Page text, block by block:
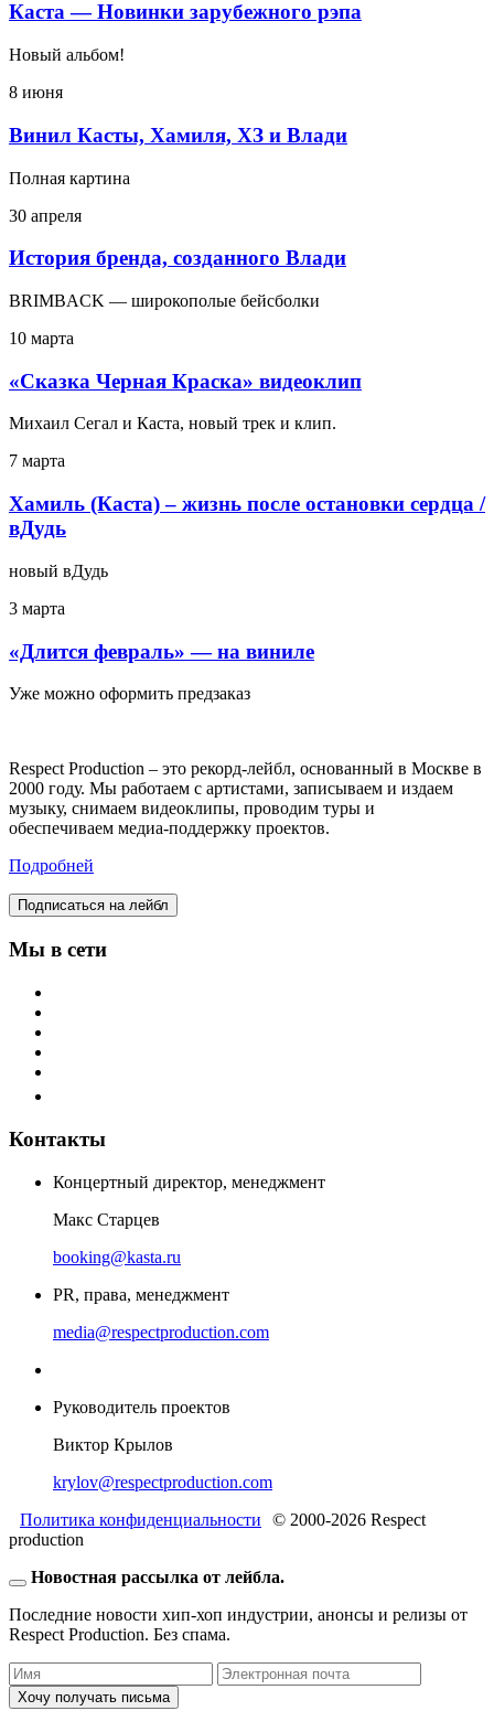
Каста — Новинки зарубежного рэпа
Новый альбом!
8 июня
Винил Касты, Хамиля, ХЗ и Влади
Полная картина
30 апреля
История бренда, созданного Влади
BRIMBACK — широкополые бейсболки
10 марта
«Сказка Черная Краска» видеоклип
Михаил Сегал и Каста, новый трек и клип.
7 марта
Хамиль (Каста) – жизнь после остановки сердца /
вДудь
новый вДудь
3 марта
«Длится февраль» — на виниле
Уже можно оформить предзаказ
Respect Production – это рекорд-лейбл, основанный в Москве в
2000 году. Мы работаем с артистами, записываем и издаем
музыку, снимаем видеоклипы, проводим туры и
обеспечиваем медиа-поддержку проектов.
Подробней
Подписаться на лейбл
Мы в сети
Контакты
Концертный директор, менеджмент
Макс Старцев
booking@kasta.ru
PR, права, менеджмент
media@respectproduction.com
Руководитель проектов
Виктор Крылов
krylov@respectproduction.com
Политика конфиденциальности
© 2000-2026 Respect
production
Новостная рассылка от лейбла.
Последние новости хип-хоп индустрии, анонсы и релизы от
Respect Production. Без спама.
Хочу получать письма